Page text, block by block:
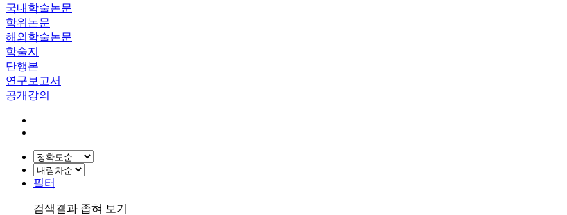
국내학술논문
학위논문
해외학술논문
학술지
단행본
연구보고서
공개강의
필터
검색결과 좁혀 보기